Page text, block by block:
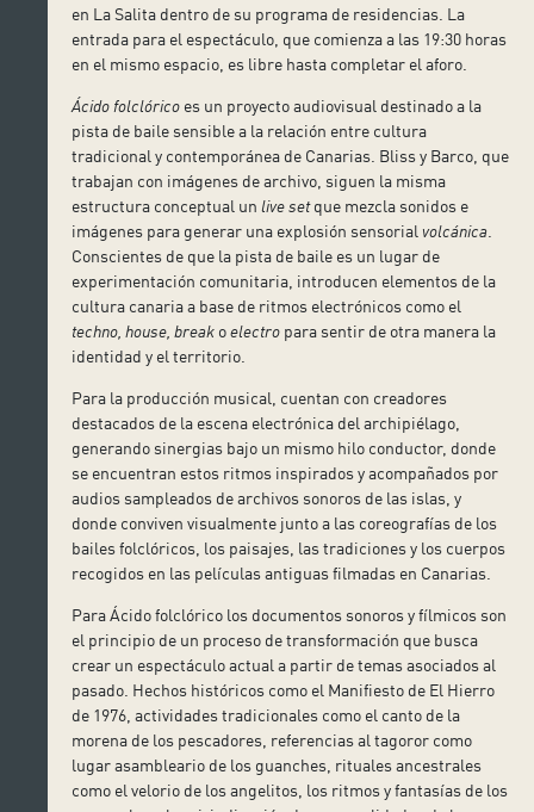
en La Salita dentro de su programa de residencias. La
entrada para el espectáculo, que comienza a las 19:30 horas
en el mismo espacio, es libre hasta completar el aforo.
Ácido folclórico es un proyecto audiovisual destinado a la
pista de baile sensible a la relación entre cultura
tradicional y contemporánea de Canarias. Bliss y Barco, que
trabajan con imágenes de archivo, siguen la misma
estructura conceptual un live setque mezcla sonidos e
imágenes para generar una explosión sensorialvolcánica
Conscientes de que la pista de baile es un lugar de
experimentación comunitaria, introducen elementos de la
cultura canaria a base de ritmos electrónicos como el
techno, house, break oelectro para sentir de otra manera la
identidad y el territorio.
Para la producción musical, cuentan con creadores
destacados de la escena electrónica del archipiélago,
generando sinergias bajo un mismo hilo conductor, donde
se encuentran estos ritmos inspirados y acompañados por
audios sampleados de archivos sonoros de las islas, y
donde conviven visualmente junto a las coreografías de los
bailes folclóricos, los paisajes, las tradiciones y los cuerpos
recogidos en las películas antiguas filmadas en Canarias.
Para Ácido folclórico los documentos sonoros y fílmicos son
el principio de un proceso de transformación que busca
crear un espectáculo actual a partir de temas asociados al
pasado. Hechos históricos como el Manifiesto de El Hierro
de 1976, actividades tradicionales como el canto de la
morena de los pescadores, referencias al tagoror como
lugar asambleario de los guanches, rituales ancestrales
como el velorio de los angelitos, los ritmos y fantasías de los